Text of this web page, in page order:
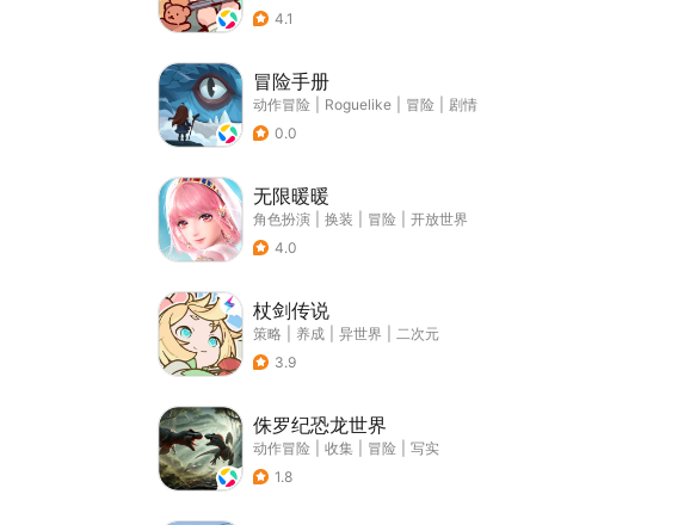
4.1
冒险手册
动作冒险 Roguelike 冒险
剧情
0.0
无限暖暖
角色扮演 换装 冒险
开放世界
4.0
杖剑传说
策略 养成 异世界
二次元
3.9
侏罗纪恐龙世界
动作冒险 收集 冒险
写实
1.8